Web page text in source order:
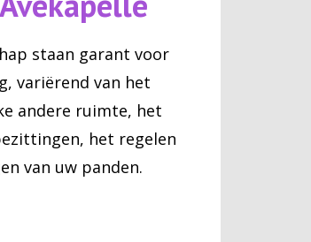
staan garant voor
variërend van het
andere ruimte, het
het regelen
van uw panden.